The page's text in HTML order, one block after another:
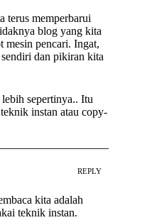
terus memperbarui
blog yang kita
mesin pencari. Ingat,
dan pikiran kita
sepertinya.. Itu
instan atau copy-
REPLY
kita adalah
teknik instan.